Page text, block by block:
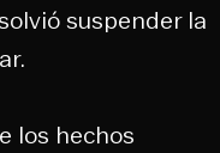
suspender la
los hechos